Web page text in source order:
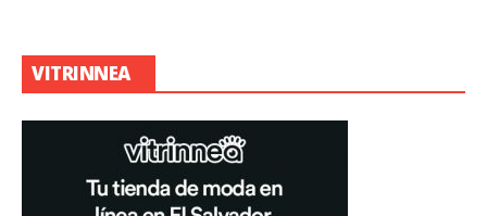
VITRINNEA